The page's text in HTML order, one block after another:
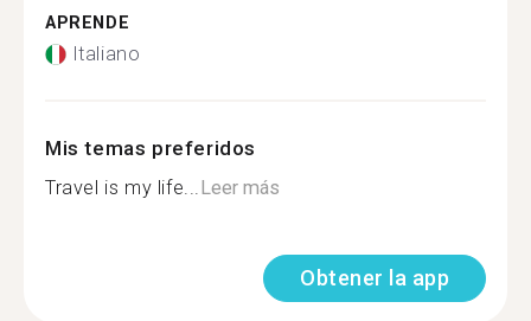
APRENDE
Italiano
Mis temas preferidos
Travel is my life...Leer más
Obtener la app